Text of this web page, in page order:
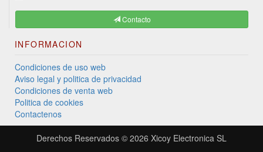
Contacto
INFORMACION
Condiciones de uso web
Aviso legal y politica de privacidad
Condiciones de venta web
Politica de cookies
Contactenos
Derechos Reservados © 2026 Xicoy Electronica SL